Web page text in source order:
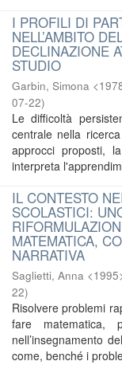
I PROFILI DI
NELL’AMBITO
DECLINAZIONE
STUDIO
Garbin, Simona
07-22)
Le difficoltà
centrale nella
approcci proposti,
interpreta
IL CONTESTO
SCOLASTICI:
MATEMATICA,
NARRATIVA
Saglietti, Anna
22)
Risolvere problemi
fare matematica,
nell’insegnamento
come, benché i